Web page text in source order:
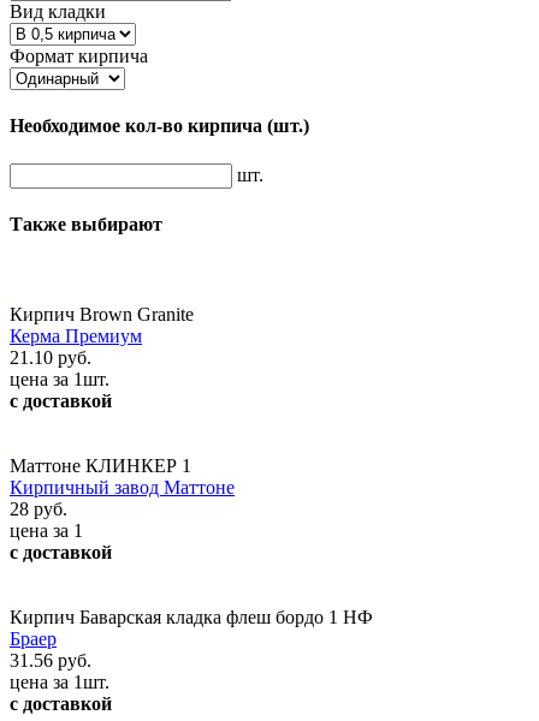
Вид кладки
Формат кирпича
Необходимое кол-во кирпича (шт.)
шт.
Также выбирают
Кирпич Brown Granite
Керма Премиум
21.10 руб.
цена за 1шт.
с доставкой
Маттоне КЛИНКЕР 1
Кирпичный завод Маттоне
28 руб.
цена за 1
с доставкой
Кирпич Баварская кладка флеш бордо 1 НФ
Браер
31.56 руб.
цена за 1шт.
с доставкой